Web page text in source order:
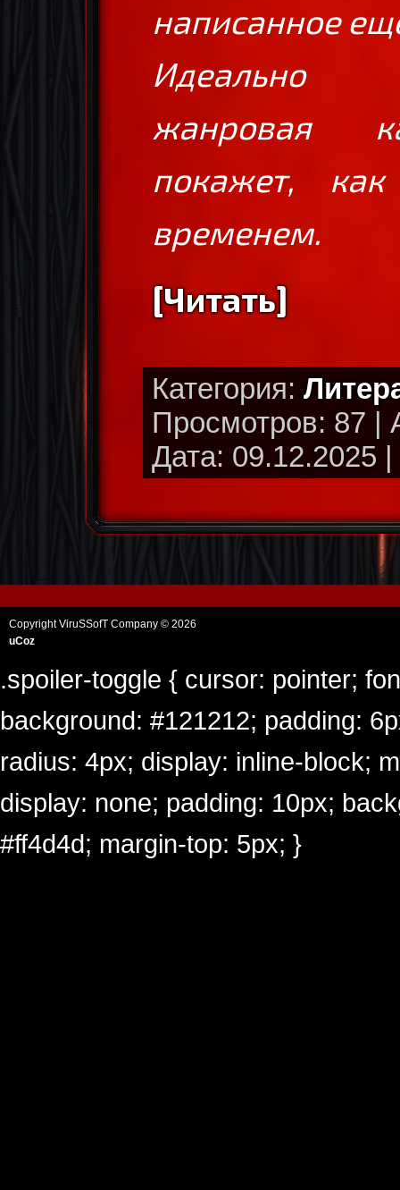
написанное
Идеально
жанровая
покажет,
временем.
[Читать]
Категория:
Просмотров: 87 |
Дата: 09.12.2025 |
Copyright ViruSSofT Company © 2026
uCoz
.spoiler-toggle { cursor: pointer;
background: #121212; padding:
radius: 4px; display: inline-block;
display: none; padding: 10px;
#ff4d4d; margin-top: 5px; }